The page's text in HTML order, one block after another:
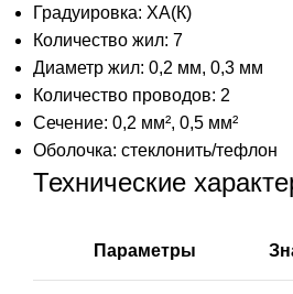
Градуировка: ХА(К)
Количество жил: 7
Диаметр жил: 0,2 мм, 0,3 мм
Количество проводов: 2
Сечение: 0,2 мм², 0,5 мм²
Оболочка: стеклонить/тефлон
Технические
Параметры